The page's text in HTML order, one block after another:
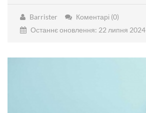
Barrister
Коментарі (0)
Останнє оновлення: 22 липня 2024